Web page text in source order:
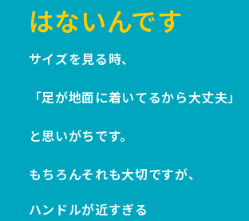
はないんです
サイズを見る時、
「足が地面に着いてるから大丈夫」
と思いがちです。
もちろんそれも大切ですが、
ハンドルが近すぎる